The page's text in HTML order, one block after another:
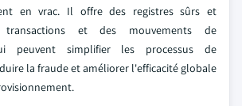
en vrac. Il offre des registres sûrs et
transactions et des mouvements de
peuvent simplifier les processus de
la fraude et améliorer l'efficacité globale